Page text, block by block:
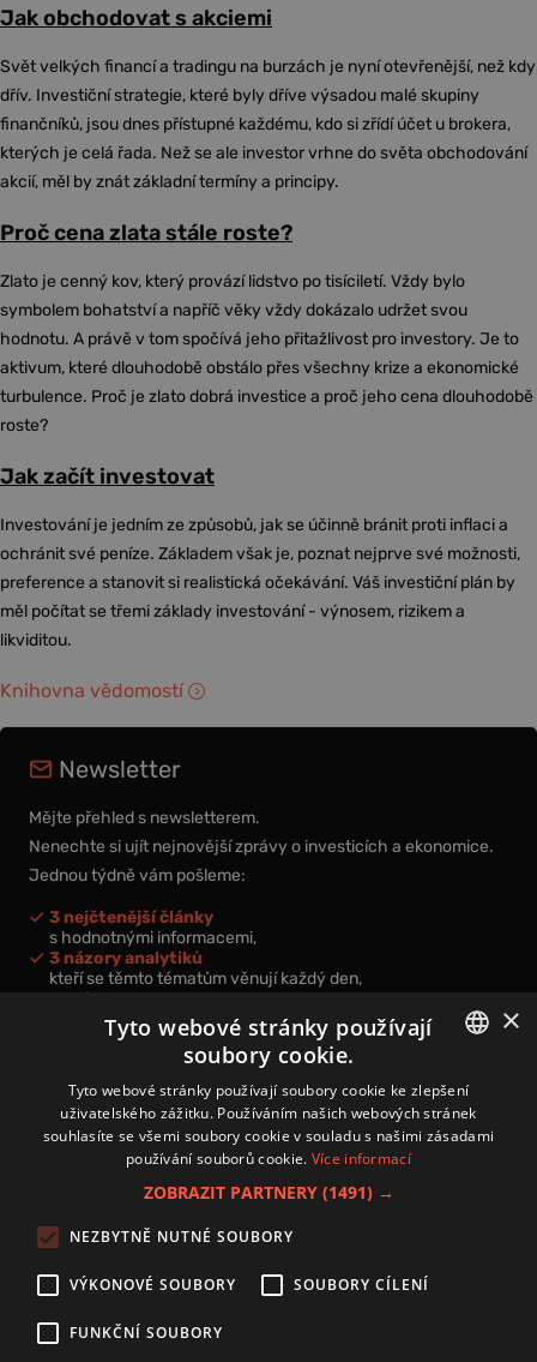
Jak obchodovat s akciemi
Svět velkých financí a tradingu na burzách je nyní otevřenější, než kdy
dřív. Investiční strategie, které byly dříve výsadou malé skupiny
finančníků, jsou dnes přístupné každému, kdo si zřídí účet u brokera,
kterých je celá řada. Než se ale investor vrhne do světa obchodování
akcií, měl by znát základní termíny a principy.
Proč cena zlata stále roste?
Zlato je cenný kov, který provází lidstvo po tisíciletí. Vždy bylo
symbolem bohatství a napříč věky vždy dokázalo udržet svou
hodnotu. A právě v tom spočívá jeho přitažlivost pro investory. Je to
aktivum, které dlouhodobě obstálo přes všechny krize a ekonomické
turbulence. Proč je zlato dobrá investice a proč jeho cena dlouhodobě
roste?
Jak začít investovat
Investování je jedním ze způsobů, jak se účinně bránit proti inflaci a
ochránit své peníze. Základem však je, poznat nejprve své možnosti,
preference a stanovit si realistická očekávání. Váš investiční plán by
měl počítat se třemi základy investování - výnosem, rizikem a
likviditou.
Knihovna vědomostí
Newsletter
Mějte přehled s newsletterem.
Nenechte si ujít nejnovější zprávy o investicích a ekonomice.
Jednou týdně vám pošleme:
3 nejčtenější články
s hodnotnými informacemi,
3 názory analytiků
kteří se těmto tématům věnují každý den,
nová videa a podcasty
k prohloubení vašich znalostí.
Přihlášením k newsletteru vyjadřujete svůj souhlas spodmínkami
zpracování osobních údajů.
Zásady používání souborů cookies
Autoři
Nastavení cookies
CZECH
×
Tyto webové stránky používají
soubory cookie.
Tyto webové stránky používají soubory cookie ke zlepšení
uživatelského zážitku. Používáním našich webových stránek
souhlasíte se všemi soubory cookie v souladu s našimi zásadami
používání souborů cookie. Více informací
ZOBRAZIT PARTNERY (1491) →
NEZBYTNĚ NUTNÉ SOUBORY
VÝKONOVÉ SOUBORY SOUBORY CÍLENÍ
FUNKČNÍ SOUBORY